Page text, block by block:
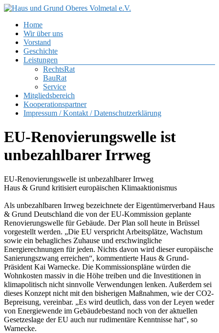
Zum
springen
Haus
und
Grund
Oberes
Volmetal
Menü
Home
Wir über uns
Vorstand
Geschichte
Leistungen
RechtsRat
BauRat
Service
Mitgliedsbereich
Kooperationspartner
Impressum / Kontakt / Datenschutzerklärung
EU-Renovierungswelle ist
unbezahlbarer Irrweg
EU-Renovierungswelle ist unbezahlbarer Irrweg
Haus & Grund kritisiert europäischen Klimaaktionismus
Als unbezahlbaren Irrweg bezeichnete der Eigentümerverband Haus
& Grund Deutschland die von der EU-Kommission geplante
Renovierungswelle für Gebäude. Der Plan soll heute in Brüssel
vorgestellt werden. „Die EU verspricht Arbeitsplätze, Wachstum
sowie ein behagliches Zuhause und erschwingliche
Energierechnungen für jeden. Nichts davon wird dieser europäische
Sanierungszwang erreichen“, kommentierte Haus & Grund-
Präsident Kai Warnecke. Die Kommissionspläne würden die
Wohnkosten massiv in die Höhe treiben und die Investitionen in
klimapolitisch nicht sinnvolle Verwendungen lenken. Außerdem sei
dieses Konzept nicht mit den bisherigen Maßnahmen, wie der CO2-
Bepreisung, vereinbar. „Es wird deutlich, dass von der Leyen weder
von Energiewende im Gebäudebestand noch von der aktuellen
Gesetzeslage der EU auch nur rudimentäre Kenntnisse hat“, so
Warnecke.